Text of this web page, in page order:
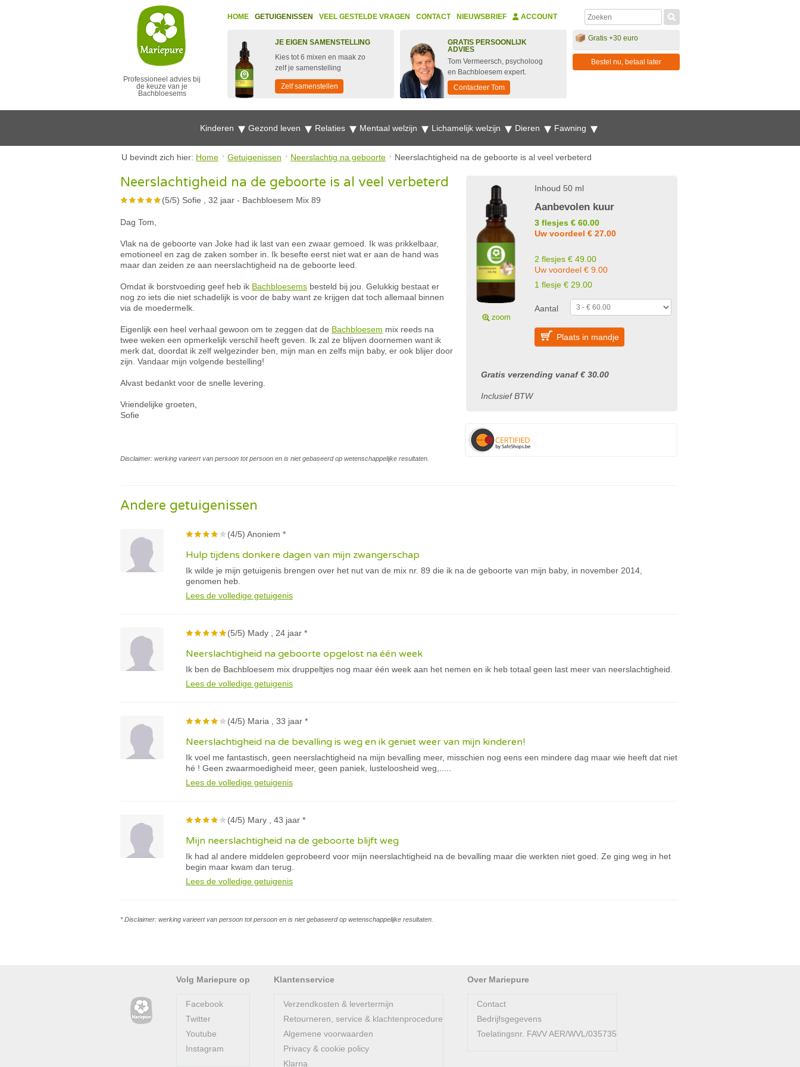
Professioneel advies bij
de keuze van je
Bachbloesems
HOME GETUIGENISSEN VEEL GESTELDE VRAGEN CONTACT NIEUWSBRIEF ACCOUNT
JE EIGEN SAMENSTELLING
Kies tot 6 mixen en maak zo
zelf je samenstelling
Zelf samenstellen
GRATIS PERSOONLIJK
ADVIES
Tom Vermeersch, psycholoog
en Bachbloesem expert.
Contacteer Tom
Gratis +30 euro
Bestel nu, betaal later
Kinderen Gezond leven Relaties Mentaal welzijn Lichamelijk welzijn Dieren Fawning
U bevindt zich hier: Home Getuigenissen Neerslachtig na geboorte Neerslachtigheid na de geboorte is al veel verbeterd
Neerslachtigheid na de geboorte is al veel verbeterd
(5/5) Sofie , 32 jaar - Bachbloesem Mix 89
Dag Tom,
Vlak na de geboorte van Joke had ik last van een zwaar gemoed. Ik was prikkelbaar,
emotioneel en zag de zaken somber in. Ik besefte eerst niet wat er aan de hand was
maar dan zeiden ze aan neerslachtigheid na de geboorte leed.
Omdat ik borstvoeding geef heb ik Bachbloesems besteld bij jou. Gelukkig bestaat er
nog zo iets die niet schadelijk is voor de baby want ze krijgen dat toch allemaal binnen
via de moedermelk.
Eigenlijk een heel verhaal gewoon om te zeggen dat de Bachbloesem mix reeds na
twee weken een opmerkelijk verschil heeft geven. Ik zal ze blijven doornemen want ik
merk dat, doordat ik zelf welgezinder ben, mijn man en zelfs mijn baby, er ook blijer door
zijn. Vandaar mijn volgende bestelling!
Alvast bedankt voor de snelle levering.
Vriendelijke groeten,
Sofie
Disclaimer: werking varieert van persoon tot persoon en is niet gebaseerd op wetenschappelijke resultaten.
Inhoud 50 ml
Aanbevolen kuur
3 flesjes € 60.00
Uw voordeel € 27.00
2 flesjes € 49.00
Uw voordeel € 9.00
1 flesje € 29.00
Aantal
Plaats in mandje
Gratis verzending vanaf € 30.00
Inclusief BTW
Andere getuigenissen
(4/5) Anoniem *
Hulp tijdens donkere dagen van mijn zwangerschap
Ik wilde je mijn getuigenis brengen over het nut van de mix nr. 89 die ik na de geboorte van mijn baby, in november 2014,
genomen heb.
Lees de volledige getuigenis
(5/5) Mady , 24 jaar *
Neerslachtigheid na geboorte opgelost na één week
Ik ben de Bachbloesem mix druppeltjes nog maar één week aan het nemen en ik heb totaal geen last meer van neerslachtigheid.
Lees de volledige getuigenis
(4/5) Maria , 33 jaar *
Neerslachtigheid na de bevalling is weg en ik geniet weer van mijn kinderen!
Ik voel me fantastisch, geen neerslachtigheid na mijn bevalling meer, misschien nog eens een mindere dag maar wie heeft dat niet
hé ! Geen zwaarmoedigheid meer, geen paniek, lusteloosheid weg,.....
Lees de volledige getuigenis
(4/5) Mary , 43 jaar *
Mijn neerslachtigheid na de geboorte blijft weg
Ik had al andere middelen geprobeerd voor mijn neerslachtigheid na de bevalling maar die werkten niet goed. Ze ging weg in het
begin maar kwam dan terug.
Lees de volledige getuigenis
* Disclaimer: werking varieert van persoon tot persoon en is niet gebaseerd op wetenschappelijke resultaten.
Volg Mariepure op
Facebook
Twitter
Youtube
Instagram
Klantenservice
Verzendkosten & levertermijn
Retourneren, service & klachtenprocedure
Algemene voorwaarden
Privacy & cookie policy
Klarna
Over Mariepure
Contact
Bedrijfsgegevens
Toelatingsnr. FAVV AER/WVL/035735